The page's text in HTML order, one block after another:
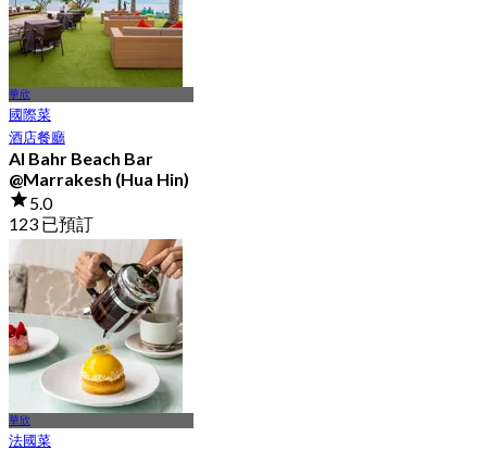
華欣
國際菜
酒店餐廳
Al Bahr Beach Bar
@Marrakesh (Hua Hin)
5.0
123 已預訂
華欣
法國菜